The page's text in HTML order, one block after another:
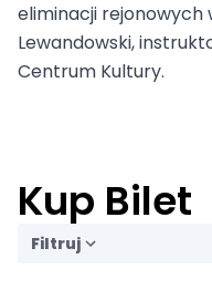
eliminacji rejonowych
Lewandowski,
Centrum Kultury.
Kup Bilet
Filtruj